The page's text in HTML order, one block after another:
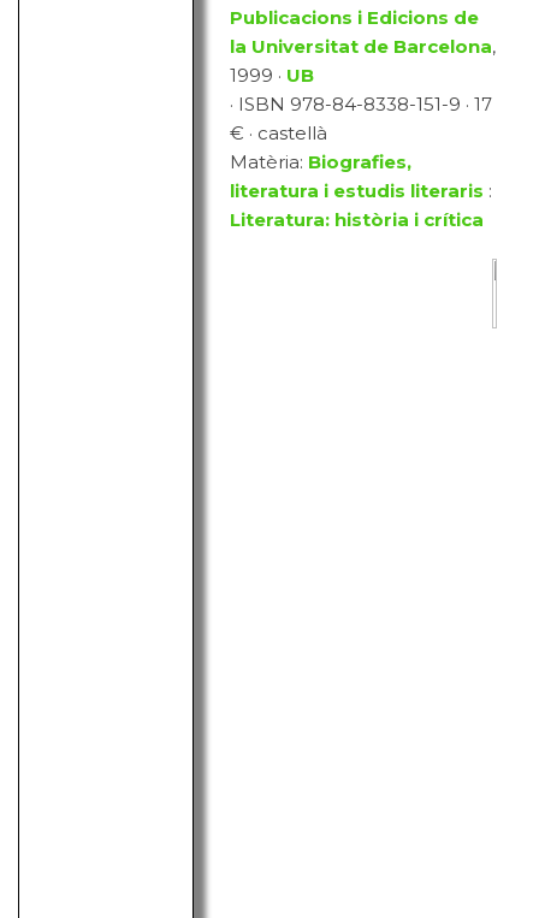
Publicacions i Edicions de
la Universitat de Barcelona,
1999 · UB
· ISBN 978-84-8338-151-9 · 17
€ · castellà
Matèria: Biografies,
literatura i estudis literaris :
Literatura: història i crítica